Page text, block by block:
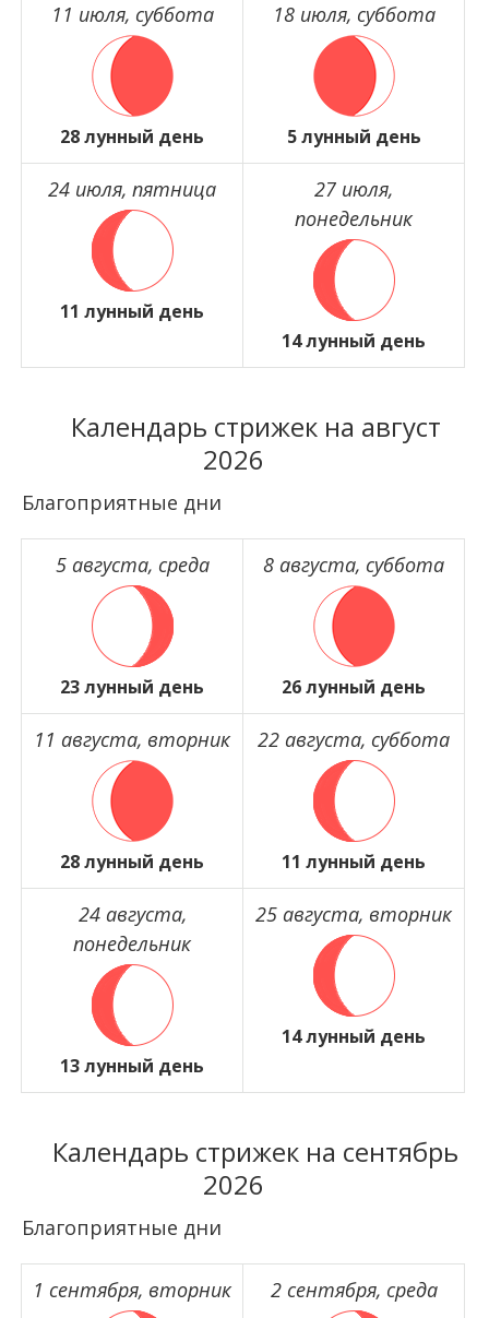
11 июля, суббота
28 лунный день
18 июля, суббота
5 лунный день
24 июля, пятница
11 лунный день
27 июля,
понедельник
14 лунный день
Календарь стрижек на август
2026
Благоприятные дни
5 августа, среда
23 лунный день
8 августа, суббота
26 лунный день
11 августа, вторник
28 лунный день
22 августа, суббота
11 лунный день
24 августа,
понедельник
13 лунный день
25 августа, вторник
14 лунный день
Календарь стрижек на сентябрь
2026
Благоприятные дни
1 сентября, вторник 2 сентября, среда